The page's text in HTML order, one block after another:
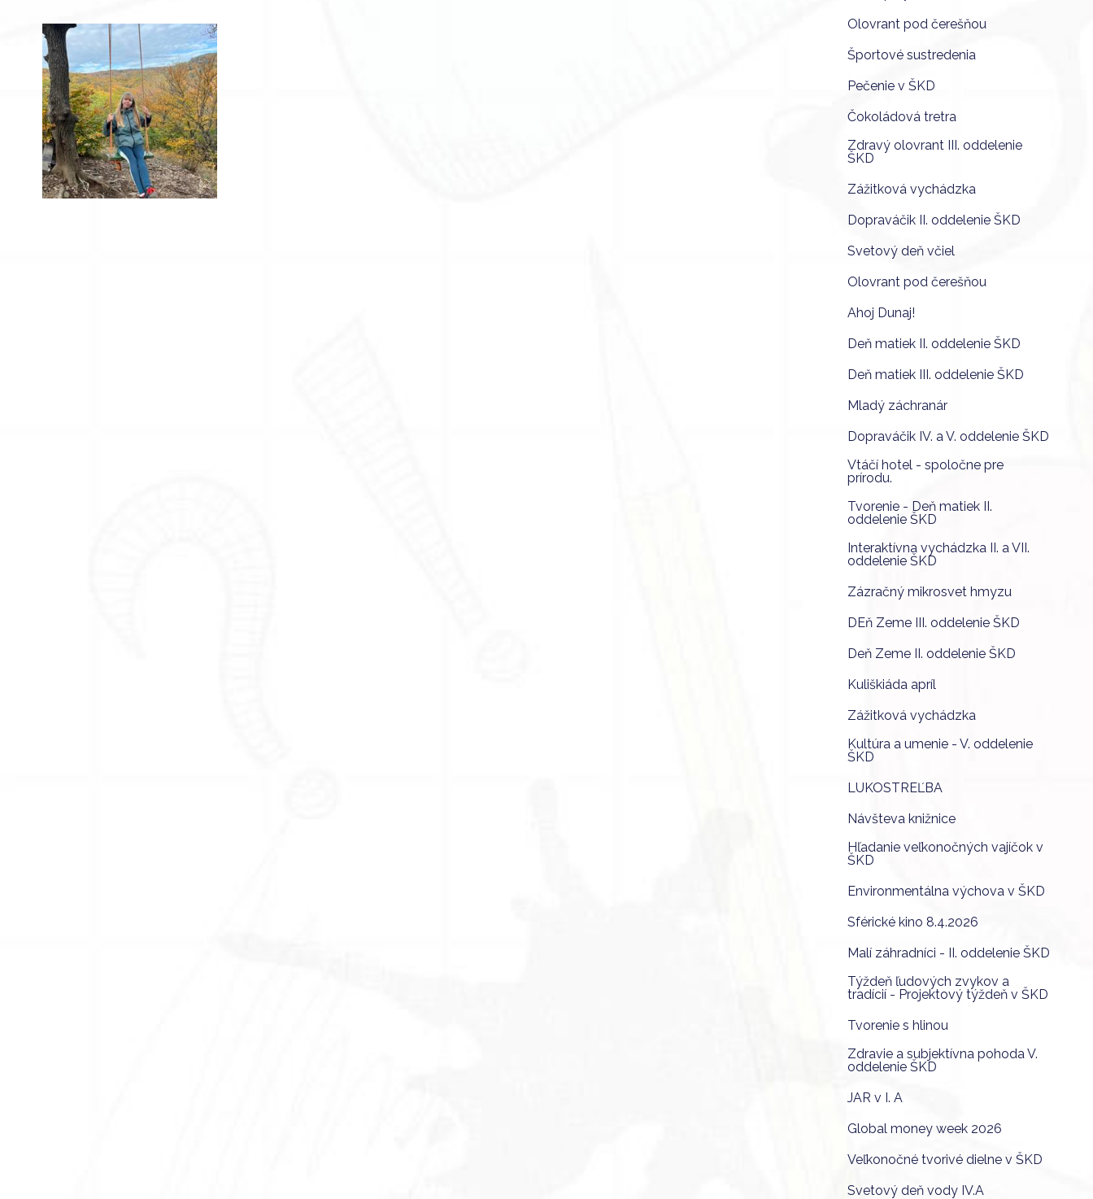
Olovrant pod čerešňou
Športové sustredenia
Pečenie v ŠKD
Čokoládová tretra
Zdravý olovrant III. oddelenie
ŠKD
Zážitková vychádzka
Dopraváčik II. oddelenie ŠKD
Svetový deň včiel
Olovrant pod čerešňou
Ahoj Dunaj!
Deň matiek II. oddelenie ŠKD
Deň matiek III. oddelenie ŠKD
Mladý záchranár
Dopraváčik IV. a V. oddelenie ŠKD
Vtáčí hotel - spoločne pre
prírodu.
Tvorenie - Deň matiek II.
oddelenie ŠKD
Interaktívna vychádzka II. a VII.
oddelenie ŠKD
Zázračný mikrosvet hmyzu
DEň Zeme III. oddelenie ŠKD
Deň Zeme II. oddelenie ŠKD
Kuliškiáda apríl
Zážitková vychádzka
Kultúra a umenie - V. oddelenie
ŠKD
LUKOSTREĽBA
Návšteva knižnice
Hľadanie veľkonočných vajíčok v
ŠKD
Environmentálna výchova v ŠKD
Sférické kino 8.4.2026
Malí záhradníci - II. oddelenie ŠKD
Týždeň ľudových zvykov a
tradícií - Projektový týždeň v ŠKD
Tvorenie s hlinou
Zdravie a subjektívna pohoda V.
oddelenie ŠKD
JAR v I. A
Global money week 2026
Veľkonočné tvorivé dielne v ŠKD
Svetový deň vody IV.A